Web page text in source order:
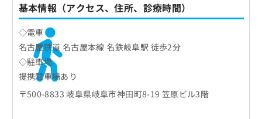
基本情報（アクセス、住所、診療時間）
◇電車
名古屋鉄道 名古屋本線 名鉄岐阜駅 徒歩2分
◇駐車場
提携駐車場あり
〒500-8833 岐阜県岐阜市神田町8-19 笠原ビル3階